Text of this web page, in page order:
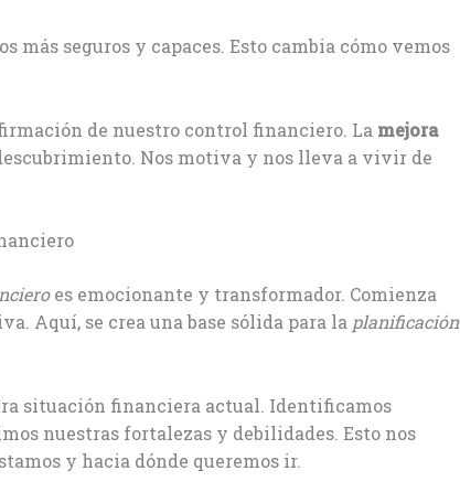
más seguros y capaces. Esto cambia cómo vemos
de nuestro control financiero. La mejora
Nos motiva y nos lleva a vivir de
es emocionante y transformador. Comienza
Aquí, se crea una base sólida para la planificación
situación financiera actual. Identificamos
nuestras fortalezas y debilidades. Esto nos
y hacia dónde queremos ir.